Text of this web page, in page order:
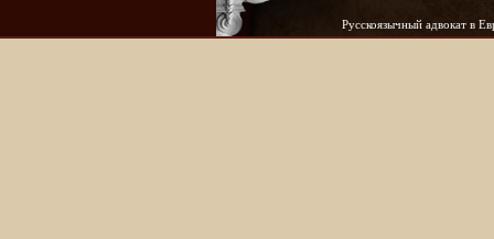
Русскоязычный адвокат в